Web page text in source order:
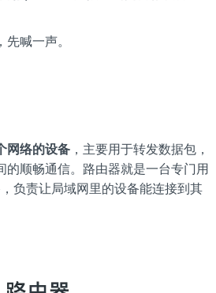
喊一声。
网络的设备，主要用于转发数据包，
的顺畅通信。路由器就是一台专门用
负责让局域网里的设备能连接到其